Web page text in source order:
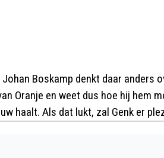
Boskamp denkt daar anders
Oranje en weet dus hoe hij hem
haalt. Als dat lukt, zal Genk er